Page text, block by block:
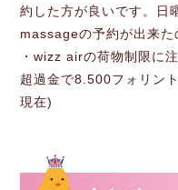
約した方が良いです。
massageの予約が出来た
・wizz airの荷物制限に
超過金で8.500フォリン
現在)